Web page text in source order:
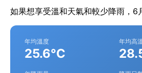
如果想享受溫和天氣和較少降雨，
年均溫度
25.6°C
年均高